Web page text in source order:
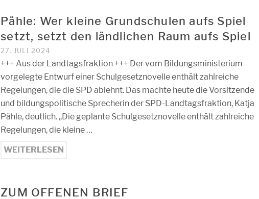
Pähle: Wer kleine Grundschulen aufs Spiel
setzt, setzt den ländlichen Raum aufs Spiel
27. JULI 2024
+++ Aus der Landtagsfraktion +++ Der vom Bildungsministerium
vorgelegte Entwurf einer Schulgesetznovelle enthält zahlreiche
Regelungen, die die SPD ablehnt. Das machte heute die Vorsitzende
und bildungspolitische Sprecherin der SPD-Landtagsfraktion, Katja
Pähle, deutlich. „Die geplante Schulgesetznovelle enthält zahlreiche
Regelungen, die kleine …
WEITERLESEN
ZUM OFFENEN BRIEF